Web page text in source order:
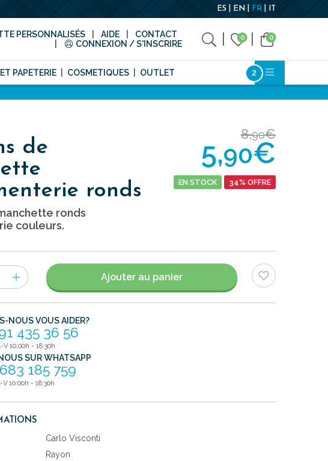
ES EN FR IT
PERSONNALISÉS AIDE
CONTACT
CONNEXION / S'INSCRIRE
0 0
PAPETERIE COSMETIQUES OUTLET
de
ronds
ronds
couleurs.
8,90€
5,90€
EN STOCK 34% OFFRE
Ajouter au panier
NOUS VOUS AIDER?
435 36 56
V 10:00h - 18:30h
SUR WHATSAPP
185 759
V 10:00h - 18:30h
Carlo Visconti
Rayon